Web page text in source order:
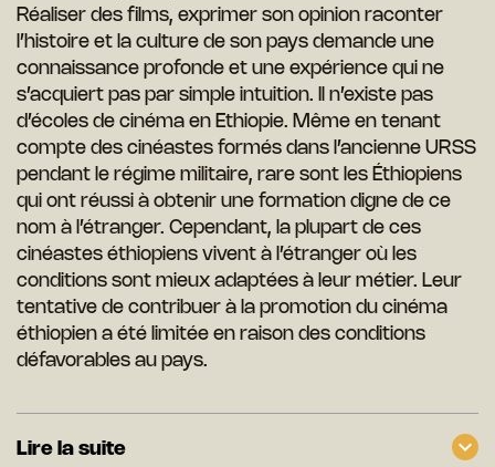
Réaliser des films, exprimer son opinion raconter
l’histoire et la culture de son pays demande une
connaissance profonde et une expérience qui ne
s’acquiert pas par simple intuition. Il n’existe pas
d’écoles de cinéma en Ethiopie. Même en tenant
compte des cinéastes formés dans l’ancienne URSS
pendant le régime militaire, rare sont les Éthiopiens
qui ont réussi à obtenir une formation digne de ce
nom à l’étranger. Cependant, la plupart de ces
cinéastes éthiopiens vivent à l’étranger où les
conditions sont mieux adaptées à leur métier. Leur
tentative de contribuer à la promotion du cinéma
éthiopien a été limitée en raison des conditions
défavorables au pays.
Lire la suite